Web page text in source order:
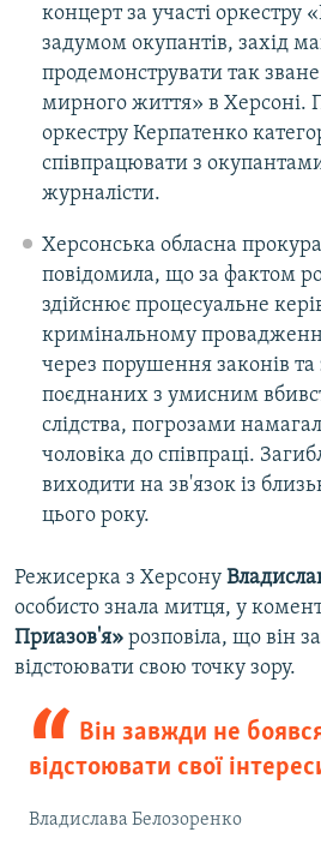
концерт за участі оркестру
задумом окупантів, захід
продемонструвати так
мирного життя» в Херсоні.
оркестру Керпатенко
співпрацювати з
журналісти.
Херсонська обласна
повідомила, що за фактом
здійснює процесуальне
кримінальному
через порушення законів та
поєднаних з умисним
слідства, погрозами
чоловіка до співпраці.
виходити на зв'язок із
цього року.
Режисерка з Херсону
особисто знала митця, у
Приазов'я» розповіла, що він
відстоювати свою точку зору.
Він завжди не
відстоювати свої
Владислава Белозоренко